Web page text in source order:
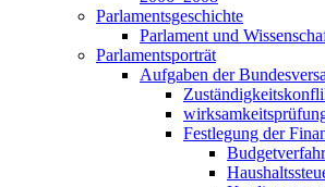
Parlamentsgeschichte
Parlament und
Parlamentsporträt
Aufgaben der
Festlegung der